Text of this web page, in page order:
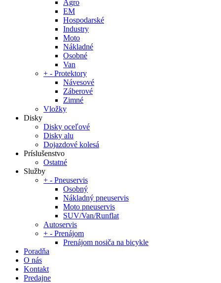
Agro
EM
Hospodarské
Industry
Moto
Nákladné
Osobné
Van
+ - Protektory
Návesové
Záberové
Zimné
Vložky
Disky
Disky oceľové
Disky alu
Dojazdové kolesá
Príslušenstvo
Ostatné
Služby
+ - Pneuservis
Osobný
Nákladný pneuservis
Moto pneuservis
SUV/Van/Runflat
Autoservis
+ - Prenájom
Prenájom nosiča na bicykle
Poradňa
O nás
Kontakt
Predajne